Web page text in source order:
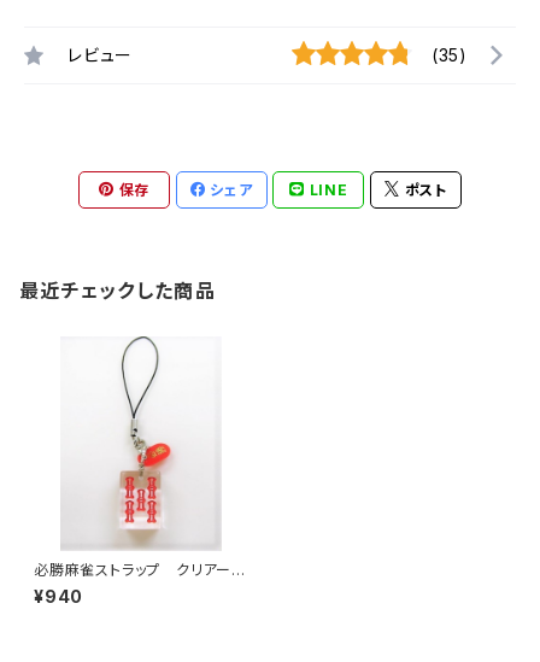
レビュー (35)
保存 シェア LINE ポスト
最近チェックした商品
必勝麻雀ストラップ クリアー
(大)赤ウーソー
¥940